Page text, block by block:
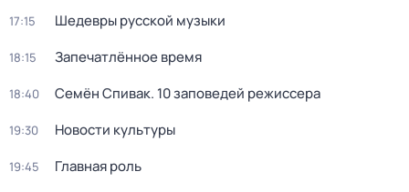
17:15 Шедевры русской музыки
18:15 Запечатлённое время
18:40 Семён Спивак. 10 заповедей режиссера
19:30 Новости культуры
19:45 Главная роль